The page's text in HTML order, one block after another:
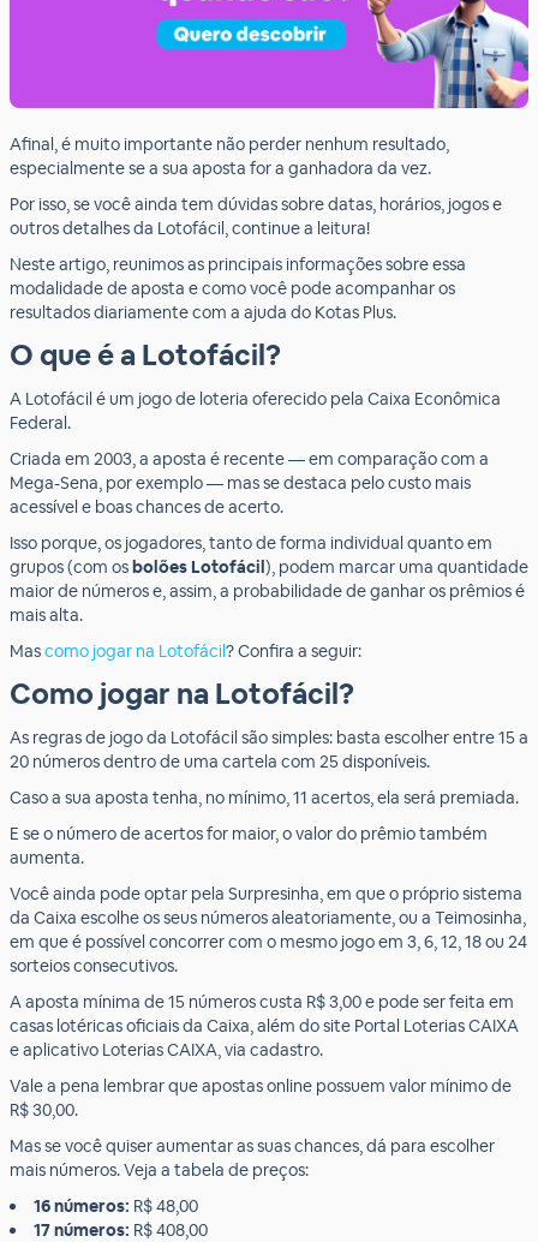
Afinal, é muito importante não perder nenhum resultado,
especialmente se a sua aposta for a ganhadora da vez.
Por isso, se você ainda tem dúvidas sobre datas, horários, jogos e
outros detalhes da Lotofácil, continue a leitura!
Neste artigo, reunimos as principais informações sobre essa
modalidade de aposta e como você pode acompanhar os
resultados diariamente com a ajuda do Kotas Plus.
O que é a Lotofácil?
A Lotofácil é um jogo de loteria oferecido pela Caixa Econômica
Federal.
Criada em 2003, a aposta é recente — em comparação com a
Mega-Sena, por exemplo — mas se destaca pelo custo mais
acessível e boas chances de acerto.
Isso porque, os jogadores, tanto de forma individual quanto em
grupos (com osbolões Lotofácil), podem marcar uma quantidade
maior de números e, assim, a probabilidade de ganhar os prêmios é
mais alta.
Mascomo jogar na Lotofácil? Confira a seguir:
Como jogar na Lotofácil?
As regras de jogo da Lotofácil são simples: basta escolher entre 15 a
20 números dentro de uma cartela com 25 disponíveis.
Caso a sua aposta tenha, no mínimo, 11 acertos, ela será premiada.
E se o número de acertos for maior, o valor do prêmio também
aumenta.
Você ainda pode optar pela Surpresinha, em que o próprio sistema
da Caixa escolhe os seus números aleatoriamente, ou a Teimosinha,
em que é possível concorrer com o mesmo jogo em 3, 6, 12, 18 ou 24
sorteios consecutivos.
A aposta mínima de 15 números custa R$ 3,00 e pode ser feita em
casas lotéricas oficiais da Caixa, além do site Portal Loterias CAIXA
e aplicativo Loterias CAIXA, via cadastro.
Vale a pena lembrar que apostas online possuem valor mínimo de
R$ 30,00.
Mas se você quiser aumentar as suas chances, dá para escolher
mais números. Veja a tabela de preços:
16 números: R$ 48,00
17 números: R$ 408,00